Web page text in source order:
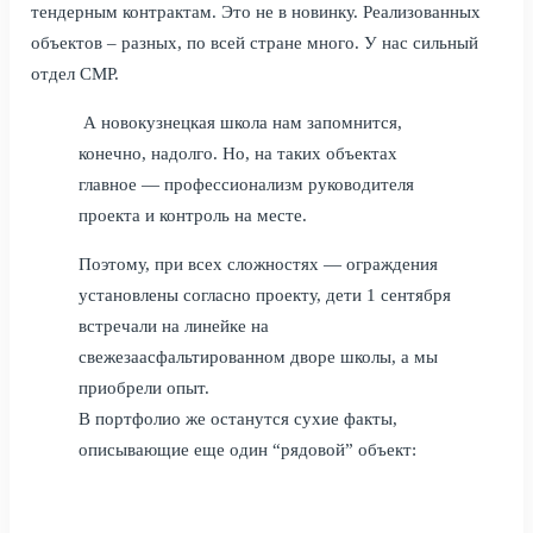
тендерным контрактам. Это не в новинку. Реализованных
объектов – разных, по всей стране много. У нас сильный
отдел СМР.
А новокузнецкая школа нам запомнится,
конечно, надолго. Но, на таких объектах
главное — профессионализм руководителя
проекта и контроль на месте.
Поэтому, при всех сложностях — ограждения
установлены согласно проекту, дети 1 сентября
встречали на линейке на
свежезаасфальтированном дворе школы, а мы
приобрели опыт.
В портфолио же останутся сухие факты,
описывающие еще один “рядовой” объект: